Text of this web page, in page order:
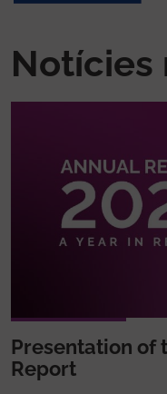
Notícies
Presentation of
Report